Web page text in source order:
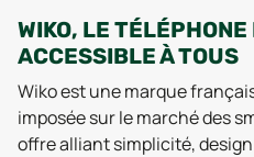
WIKO, LE
ACCESSIBLE À TOUS
Wiko est une marque
imposée sur le marché des
offre alliant simplicité,